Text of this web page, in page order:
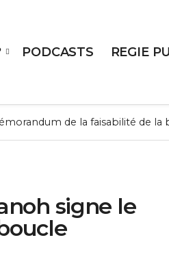
PODCASTS REGIE
de la faisabilité de la
signe le